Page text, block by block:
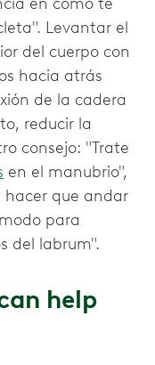
Levantar el
del cuerpo con
hacia atrás
de la cadera
reducir la
consejo: "Trate
en el manubrio",
hacer que andar
para
del labrum".
help